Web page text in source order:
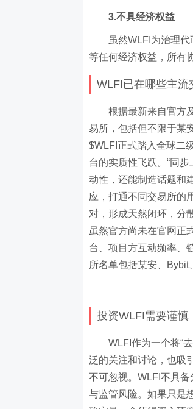
3.不具经济权益
虽然WLFI为治理
等任何经济权益，所有
WLFI已在哪些主流
根据最新来自官方
易所，包括但不限于某
$WLFI正式踏入全球二
台的实质性飞跃。“同
动性，还能制造话题和
应，打通不同交易所的
对，形成天然闭环，分
虽然官方尚未在官网正
台、项目方互动频率、
所名单包括某安、Bybit
投资WLFI需要谨慎
WLFI作为一个将“
泛的关注和讨论，也吸
不可忽视。WLFI不具
与监管风险。如果只是